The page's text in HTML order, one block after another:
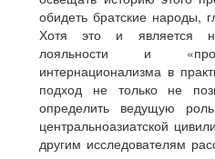
обидеть братские народы,
Хотя это и является
лояльности и
интернационализма в
подход не только не
определить ведущую
центральноазиатской
другим исследователям